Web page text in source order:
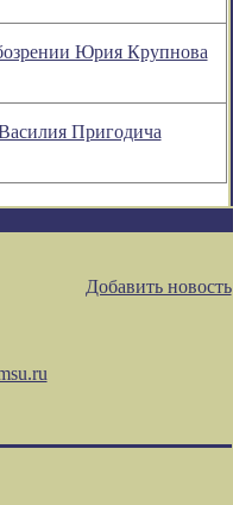
Юрия Крупнова
Пригодича
Добавить новость